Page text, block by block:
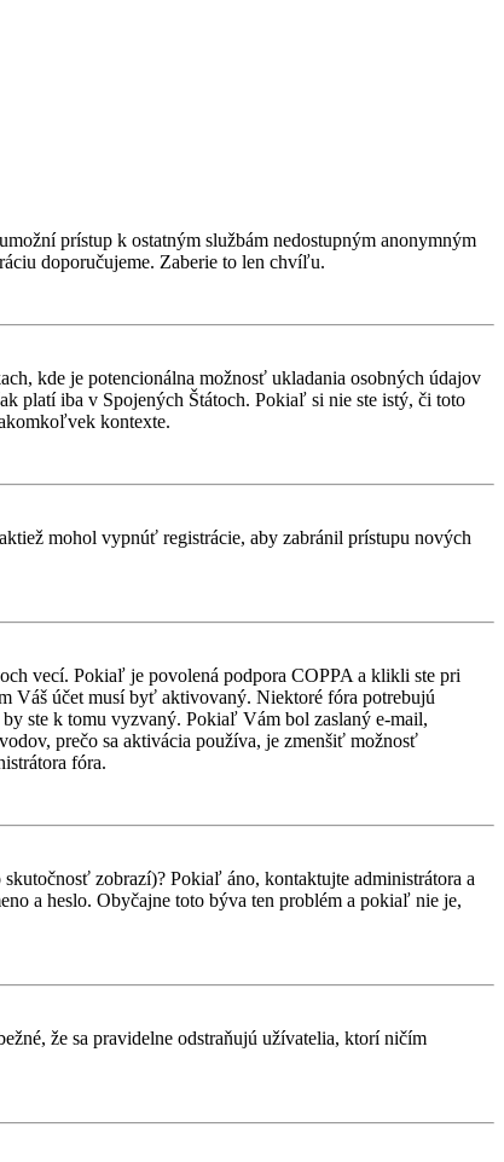
prístup k ostatným službám nedostupným anonymným
doporučujeme. Zaberie to len chvíľu.
kde je potencionálna možnosť ukladania osobných údajov
platí iba v Spojených Štátoch. Pokiaľ si nie ste istý, či toto
kontexte.
mohol vypnúť registrácie, aby zabránil prístupu nových
vecí. Pokiaľ je povolená podpora COPPA a klikli ste pri
Váš účet musí byť aktivovaný. Niektoré fóra potrebujú
ste k tomu vyzvaný. Pokiaľ Vám bol zaslaný e-mail,
prečo sa aktivácia používa, je zmenšiť možnosť
fóra.
zobrazí)? Pokiaľ áno, kontaktujte administrátora a
a heslo. Obyčajne toto býva ten problém a pokiaľ nie je,
že sa pravidelne odstraňujú užívatelia, ktorí ničím